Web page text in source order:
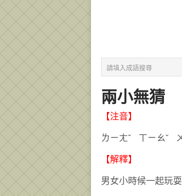
兩小無猜
【注音】
ㄌㄧㄤˇ ㄒㄧ
【解釋】
男女小時候一起玩